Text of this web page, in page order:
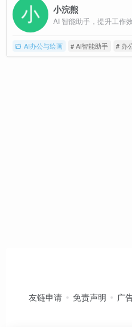
小浣熊
AI 智能助手，提升工作
AI办公与绘画 # AI智能助手 # 办
友链申请 免责声明 广